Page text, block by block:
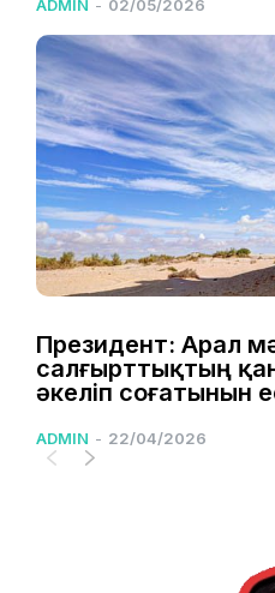
ADMIN - 02/05/2026
Президент: Арал
салғырттықтың
әкеліп соғатынын
ADMIN - 22/04/2026